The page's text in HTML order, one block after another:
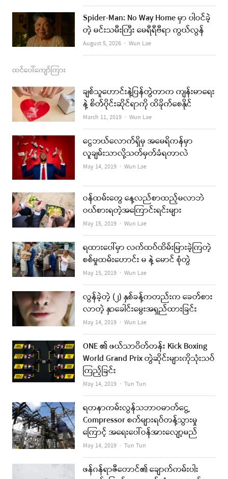
Spider-Man: No Way Home မှာ ပါဝင်ခဲ့
တဲ့ မင်းသမီးကြီး မေရီရီဗီရာ ကွယ်လွန်
August 5, 2026 Author
Wun Lae
ထင်ပေါ်ကျော်ကြား
ချစ်သူဟောင်းနဲ့ပြန်တွဲတာက ကျန်းမာရေး
နဲ့ စိတ်ပိုင်းဆိုင်ရာကို ထိခိုက်စေနိုင်
March 11, 2019 Author
Wun Lae
ငွေဘယ်လောက်ရှိမှ အမေရိကန်မှာ
လူချမ်းသာလို့သတ်မှတ်ခံရတာလဲ
May 14, 2019 Author
Wun Lae
ဝန်ထမ်းတွေ နေ့လည်စာထည့်မလာဘဲ
ဝယ်စားရတဲ့အကြောင်းရင်းများ
May 15, 2019 Author
Wun Lae
ရထားပေါ်မှာ လက်ထပ်ထိမ်းမြားခဲ့ကြတဲ့
စစ်မှုထမ်းဟောင်း မ နဲ့ မောင် စုံတွဲ
May 15, 2019 Author
Wun Lae
လွန်ခဲ့တဲ့ (၂) နှစ်ခန့်ကတည်းက ခေတ်စား
လာတဲ့ နှာခေါင်းမွေးအရှည်ထားခြင်း
May 14, 2019 Author
Wun Lae
ONE ၏ ဖယ်သာဝိတ်တန်း Kick Boxing
World Grand Prix တွဲဆိုင်းများကိုသုံးသပ်
ကြည့်ခြင်း
May 14, 2019 Author
Tun Tun
ရတနာကမ်းလွန်သဘာဝဓာတ်ငွေ့
Compressor စက်များရပ်တန့်သွားမှု
ကြောင့် အရေးပေါ်ဝန်အားလျော့မည်
May 14, 2019 Author
Tun Tun
ဖန်ဂန်ရာဇီတောင်၏ ချောက်ကမ်းပါး